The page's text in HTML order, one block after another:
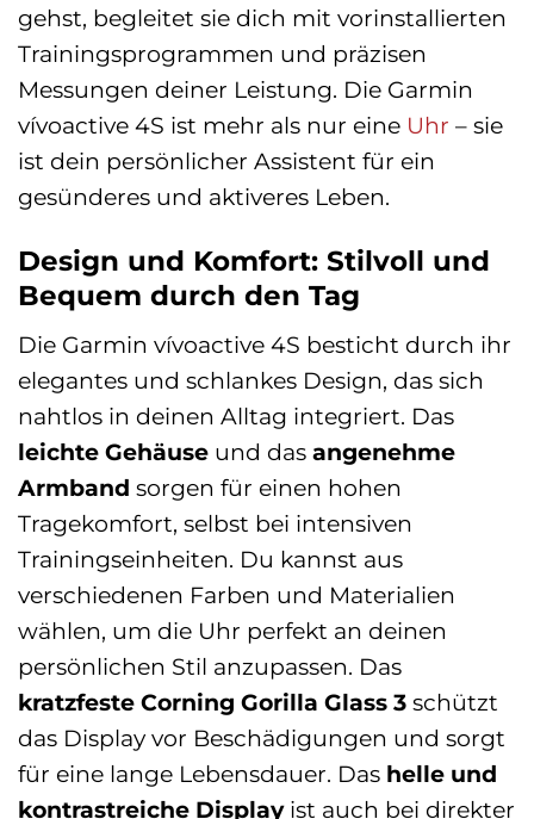
gehst, begleitet sie dich mit vorinstallierten
Trainingsprogrammen und präzisen
Messungen deiner Leistung. Die Garmin
vívoactive 4S ist mehr als nur eine Uhr – sie
ist dein persönlicher Assistent für ein
gesünderes und aktiveres Leben.
Design und Komfort: Stilvoll und
Bequem durch den Tag
Die Garmin vívoactive 4S besticht durch ihr
elegantes und schlankes Design, das sich
nahtlos in deinen Alltag integriert. Das
leichte Gehäuse und das angenehme
Armband sorgen für einen hohen
Tragekomfort, selbst bei intensiven
Trainingseinheiten. Du kannst aus
verschiedenen Farben und Materialien
wählen, um die Uhr perfekt an deinen
persönlichen Stil anzupassen. Das
kratzfeste Corning Gorilla Glass 3 schützt
das Display vor Beschädigungen und sorgt
für eine lange Lebensdauer. Das helle und
kontrastreiche Displayist auch bei direkter